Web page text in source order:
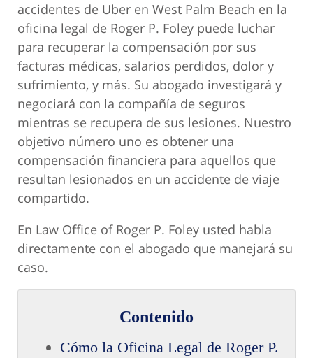
accidentes de Uber en West Palm Beach en la
oficina legal de Roger P. Foley puede luchar
para recuperar la compensación por sus
facturas médicas, salarios perdidos, dolor y
sufrimiento, y más. Su abogado investigará y
negociará con la compañía de seguros
mientras se recupera de sus lesiones. Nuestro
objetivo número uno es obtener una
compensación financiera para aquellos que
resultan lesionados en un accidente de viaje
compartido.
En Law Office of Roger P. Foley usted habla
directamente con el abogado que manejará su
caso.
Contenido
Cómo la Oficina Legal de Roger P.